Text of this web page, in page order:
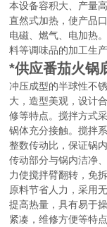
本设备容积大、产量
直然式加热，使产品
电磁、燃气、电加热
料等调味品的加工生产
*供应番茄火锅
冲压成型的半球性不
大，造型美观，设计
修等特点。搅拌方式
锅体充分接触。搅拌
整数传动比，保证锅
传动部分与锅内洁净
力使搅拌臂翻转，免
原料节省人力，采用
提高热量，具有易于
紧凑，维修方便等特